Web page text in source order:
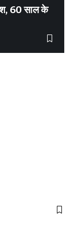
60 साल के